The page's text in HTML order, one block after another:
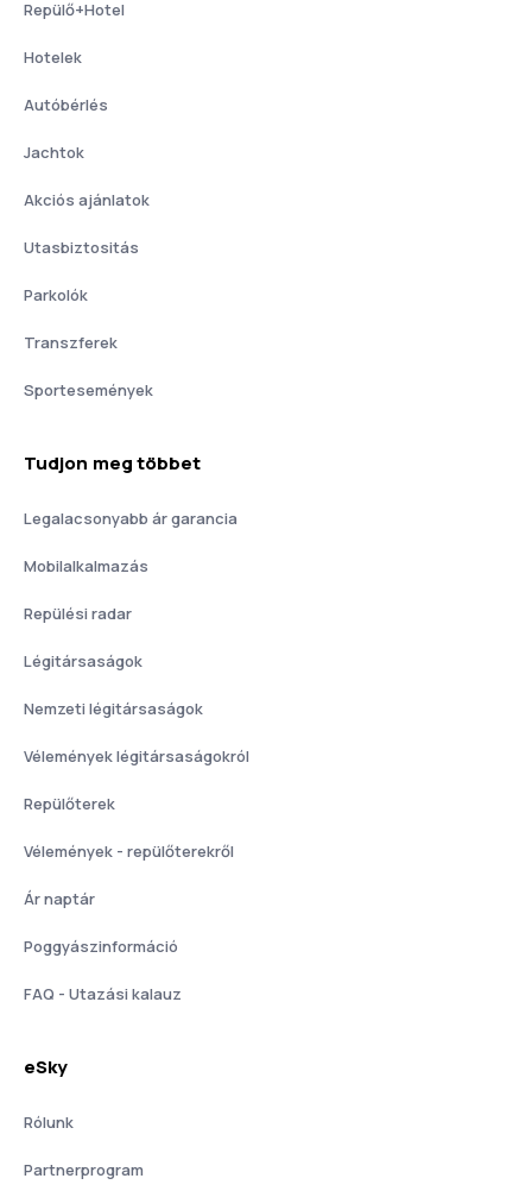
Repülő+Hotel
Hotelek
Autóbérlés
Jachtok
Akciós ajánlatok
Utasbiztositás
Parkolók
Transzferek
Sportesemények
Tudjon meg többet
Legalacsonyabb ár garancia
Mobilalkalmazás
Repülési radar
Légitársaságok
Nemzeti légitársaságok
Vélemények légitársaságokról
Repülőterek
Vélemények - repülőterekről
Ár naptár
Poggyászinformáció
FAQ - Utazási kalauz
eSky
Rólunk
Partnerprogram